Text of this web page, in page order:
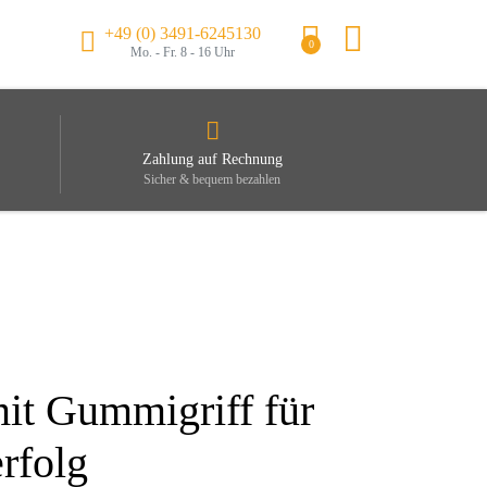
+49 (0) 3491-6245130
Mo. - Fr. 8 - 16 Uhr
0
Zahlung auf Rechnung
Sicher & bequem bezahlen
Gummigriff für